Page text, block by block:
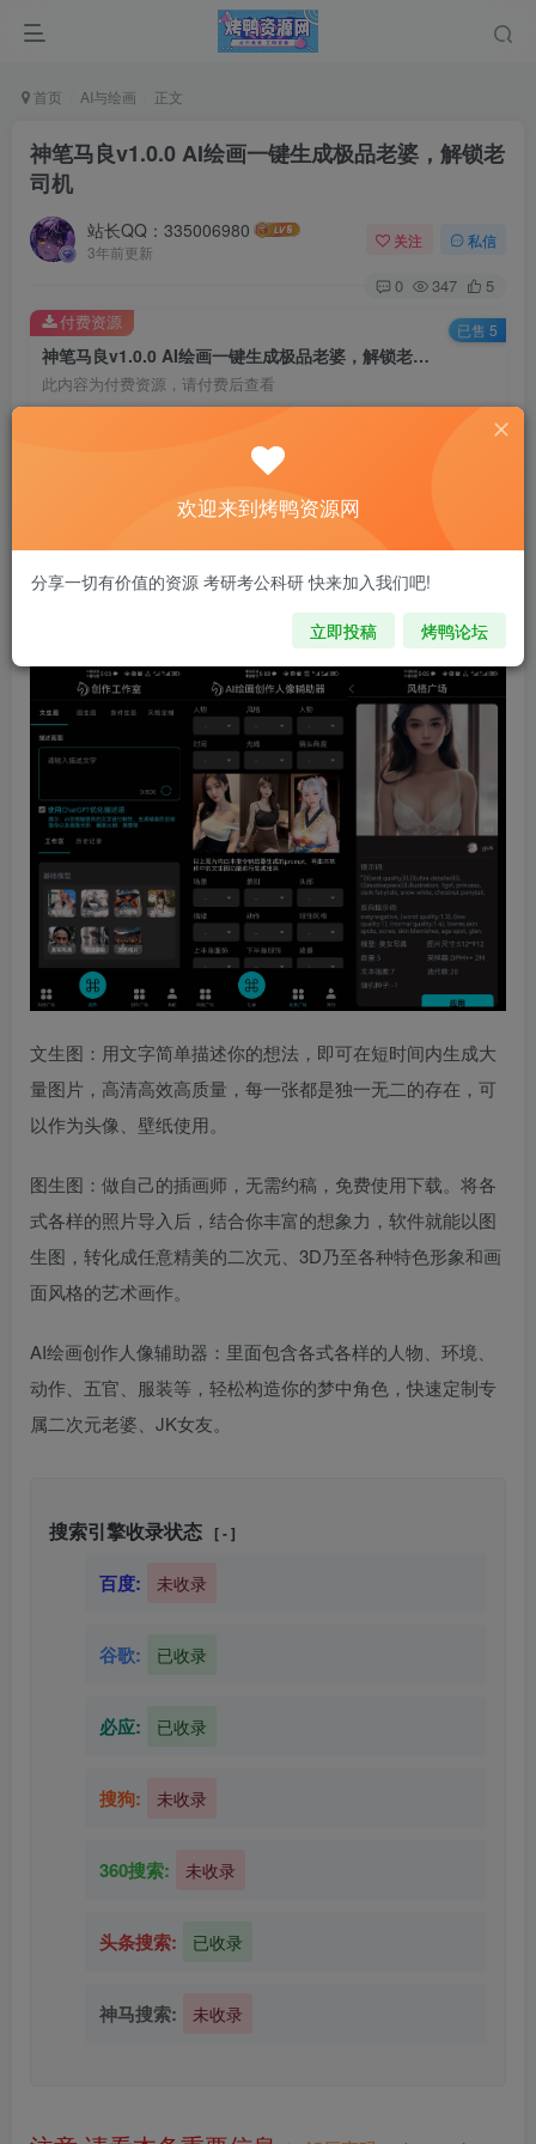
首页 AI与绘画 正文
神笔马良v1.0.0 AI绘画一键生成极品老婆，解锁老
司机
站长QQ：335006980
3年前更新
关注 私信
0 347 5
神笔马良v1.0.0 AI绘画一键生成极品老婆，解锁老司机
此内容为付费资源，请付费后查看
3
付费资源 已售 5
注意 请看本条重要信息：
请先登录再购买，购买后刷新页面即可，链接如果失效，请加客
文生图：用文字简单描述你的想法，即可在短时间内生成大
量图片，高清高效高质量，每一张都是独一无二的存在，可
以作为头像、壁纸使用。
图生图：做自己的插画师，无需约稿，免费使用下载。将各
式各样的照片导入后，结合你丰富的想象力，软件就能以图
生图，转化成任意精美的二次元、3D乃至各种特色形象和画
面风格的艺术画作。
AI绘画创作人像辅助器：里面包含各式各样的人物、环境、
动作、五官、服装等，轻松构造你的梦中角色，快速定制专
属二次元老婆、JK女友。
搜索引擎收录状态 [ - ]
百度: 未收录
谷歌: 已收录
必应: 已收录
搜狗: 未收录
360搜索: 未收录
头条搜索: 已收录
神马搜索: 未收录
欢迎来到烤鸭资源网
分享一切有价值的资源 考研考公科研 快来加入我们吧!
立即投稿 烤鸭论坛